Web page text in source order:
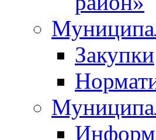
Закупки